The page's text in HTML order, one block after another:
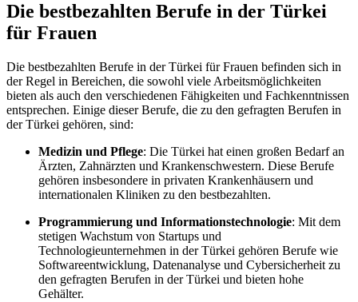
Die bestbezahlten Berufe in der Türkei
für Frauen
Die bestbezahlten Berufe in der Türkei für Frauen befinden sich in
der Regel in Bereichen, die sowohl viele Arbeitsmöglichkeiten
bieten als auch den verschiedenen Fähigkeiten und Fachkenntnissen
entsprechen. Einige dieser Berufe, die zu den gefragten Berufen in
der Türkei gehören, sind:
Medizin und Pflege: Die Türkei hat einen großen Bedarf an
Ärzten, Zahnärzten und Krankenschwestern. Diese Berufe
gehören insbesondere in privaten Krankenhäusern und
internationalen Kliniken zu den bestbezahlten.
Programmierung und Informationstechnologie: Mit dem
stetigen Wachstum von Startups und
Technologieunternehmen in der Türkei gehören Berufe wie
Softwareentwicklung, Datenanalyse und Cybersicherheit zu
den gefragten Berufen in der Türkei und bieten hohe
Gehälter.